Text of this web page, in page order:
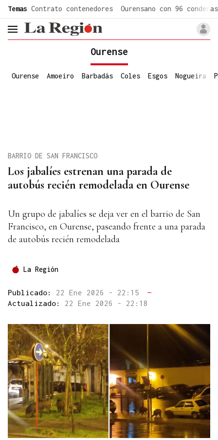
Temas Contrato contenedores Ourensano con 96 condenas
header.menu.open
Ourense
Ourense Amoeiro Barbadás Coles Esgos Nogueira
Los jabalíes estrenan una parada de
autobús recién remodelada en Ourense
BARRIO DE SAN FRANCISCO
Un grupo de jabalíes se deja ver en el barrio de San
Francisco, en Ourense, paseando frente a una parada
de autobús recién remodelada
La Región
Publicado: 22 Ene 2026 - 22:15
—
Actualizado: 22 Ene 2026 - 22:18